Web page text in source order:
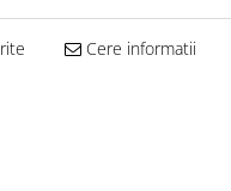
Cere informatii